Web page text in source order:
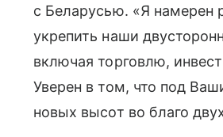
с Беларусью. «Я намерен
укрепить наши
включая торговлю,
Уверен в том, что под
новых высот во благо